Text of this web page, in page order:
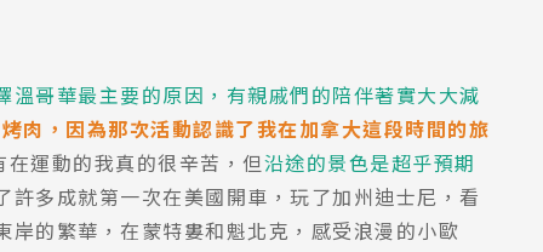
溫哥華最主要的原因，有親戚們的陪伴著實大大減
肉，因為那次活動認識了我在加拿大這段時間的旅
運動的我真的很辛苦，但沿途的景色是超乎預期
多成就第一次在美國開車，玩了加州迪士尼，看
的繁華，在蒙特婁和魁北克，感受浪漫的小歐